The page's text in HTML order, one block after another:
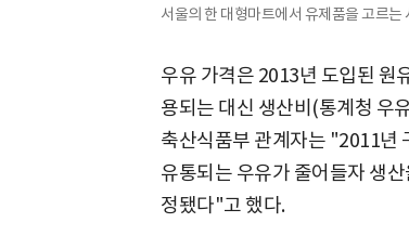
서울의 한 대형마트에서 유제품을 고르는
우유 가격은 2013년 도입된 원
용되는 대신 생산비(통계청 우
축산식품부 관계자는 "2011년
유통되는 우유가 줄어들자 생
정됐다"고 했다.